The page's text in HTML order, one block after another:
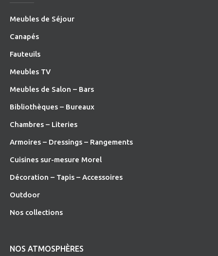
Meubles de Séjour
Canapés
Fauteuils
Meubles TV
Meubles de Salon – Bars
Bibliothèques – Bureaux
Chambres – Literies
Armoires – Dressings – Rangements
Cuisines sur-mesure Morel
Décoration – Tapis – Accessoires
Outdoor
Nos collections
NOS ATMOSPHÈRES